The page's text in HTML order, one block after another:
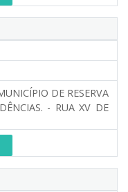
DE RESERVA
- RUA XV DE